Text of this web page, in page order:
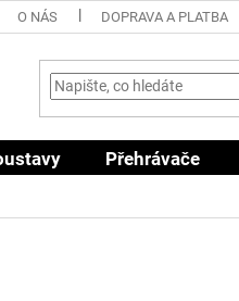
O NÁS DOPRAVA A PLATBA
Přehrávače